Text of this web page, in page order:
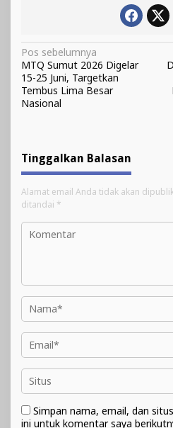
Navigasi
pos
Pos sebelumnya
MTQ Sumut 2026 Digelar
15-25 Juni, Targetkan
Tembus Lima Besar
Nasional
Tinggalkan Balasan
Alamat email Anda tidak akan
ditandai *
Simpan nama, email, dan
ini untuk komentar saya